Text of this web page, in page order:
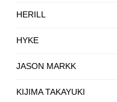
HERILL
HYKE
JASON MARKK
KIJIMA TAKAYUKI